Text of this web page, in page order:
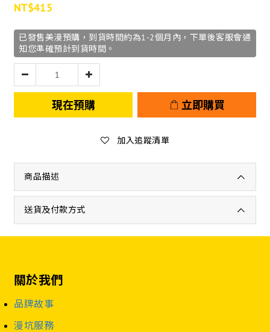
NT$415
已發售美漫預購，到貨時間約為1-2個月內，下單後客服會通
知您準確預計到貨時間。
現在預購 立即購買
加入追蹤清單
商品描述
送貨及付款方式
關於我們
品牌故事
漫坑服務